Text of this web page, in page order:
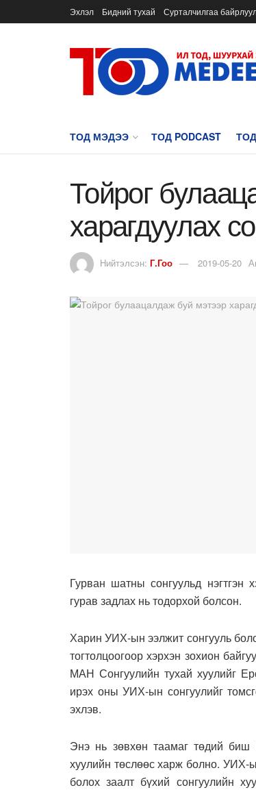
Эхлэл Бидний тухай Сурталчилгаа
ТОД МЭДЭЭ ТОД PODCAST
Тойрог
харагдуулах
Нийтэлсэн: Г.Гоо 2019-05-20
Гурван шатны сонгуульд нэгтгэн
гурав задлах нь тодорхой болсон.
Харин УИХ-ын ээлжит сонгууль
тогтолцоогоор хэрхэн зохион
МАН Сонгуулийн тухай хуулийг
ирэх оны УИХ-ын сонгуулийг
эхлэв.
Энэ нь зөвхөн таамаг төдий биш
хуулийн төслөөс харж болно. УИХ-
болох заалт бүхий сонгуулийн